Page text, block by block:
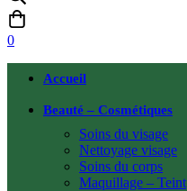
0
Accueil
Beauté – Cosmétiques
Soins du visage
Nettoyage visage
Soins du corps
Maquillage – Teint